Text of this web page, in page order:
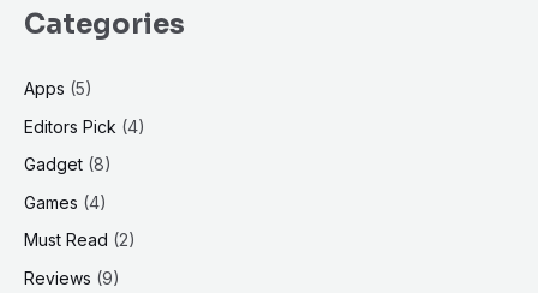
Categories
Apps (5)
Editors Pick (4)
Gadget (8)
Games (4)
Must Read (2)
Reviews (9)